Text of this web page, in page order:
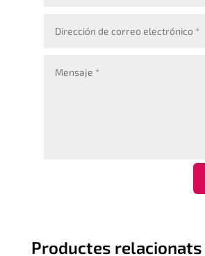
Productes relacionats